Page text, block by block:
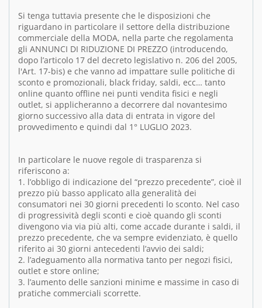
Si tenga tuttavia presente che le disposizioni che
riguardano in particolare il settore della distribuzione
commerciale della MODA, nella parte che regolamenta
gli ANNUNCI DI RIDUZIONE DI PREZZO (introducendo,
dopo l’articolo 17 del decreto legislativo n. 206 del 2005,
l'Art. 17-bis) e che vanno ad impattare sulle politiche di
sconto e promozionali, black friday, saldi, ecc… tanto
online quanto offline nei punti vendita fisici e negli
outlet, si applicheranno a decorrere dal novantesimo
giorno successivo alla data di entrata in vigore del
provvedimento e quindi dal 1° LUGLIO 2023.
In particolare le nuove regole di trasparenza si
riferiscono a:
1. l’obbligo di indicazione del “prezzo precedente”, cioè il
prezzo più basso applicato alla generalità dei
consumatori nei 30 giorni precedenti lo sconto. Nel caso
di progressività degli sconti e cioè quando gli sconti
divengono via via più alti, come accade durante i saldi, il
prezzo precedente, che va sempre evidenziato, è quello
riferito ai 30 giorni antecedenti l’avvio dei saldi;
2. l’adeguamento alla normativa tanto per negozi fisici,
outlet e store online;
3. l’aumento delle sanzioni minime e massime in caso di
pratiche commerciali scorrette.